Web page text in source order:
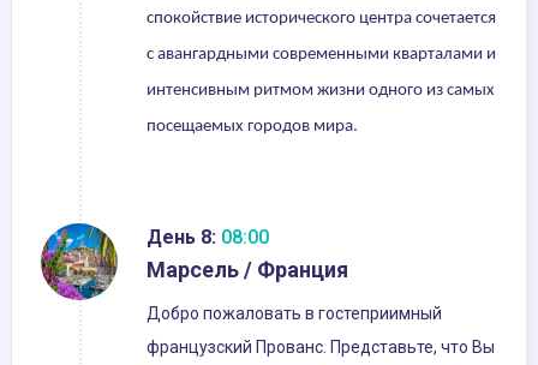
спокойствие исторического центра сочетается
с авангардными современными кварталами и
интенсивным ритмом жизни одного из самых
посещаемых городов мира.
День 8: 08:00
Марсель / Франция
Добро пожаловать в гостеприимный
французский Прованс. Представьте, что Вы